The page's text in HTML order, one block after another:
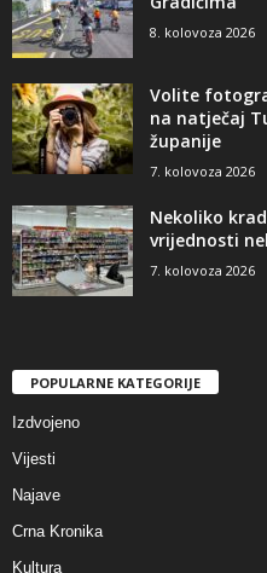
8. kolovoza 2026
Volite
na natječaj
županije
7. kolovoza 2026
Nekoliko
vrijednosti
7. kolovoza 2026
POPULARNE KATEGORIJE
Izdvojeno
Vijesti
Najave
Crna Kronika
Kultura